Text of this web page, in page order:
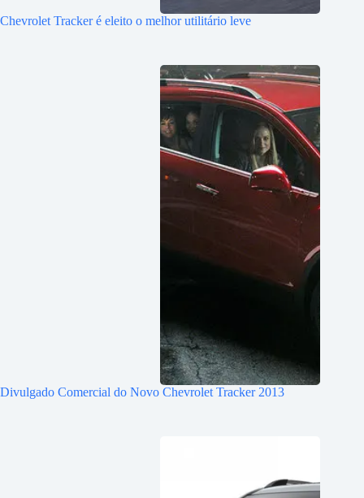
Chevrolet Tracker é eleito o melhor utilitário leve
Divulgado Comercial do Novo Chevrolet Tracker 2013